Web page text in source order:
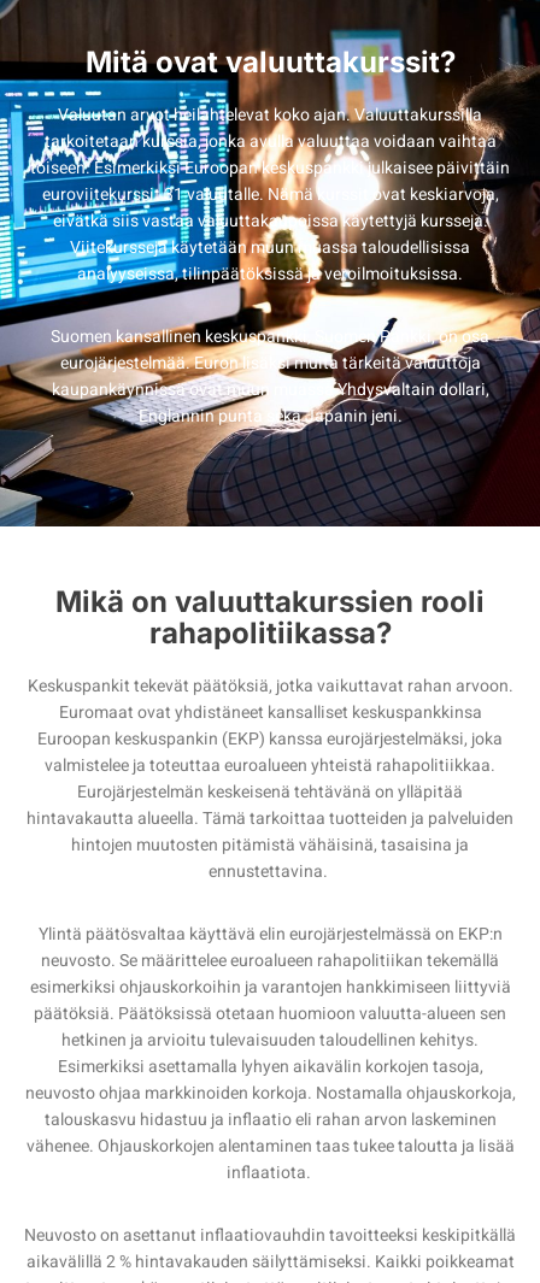
Mitä ovat valuuttakurssit?
Valuutan arvot heilahtelevat koko ajan. Valuuttakurssilla
tarkoitetaan kurssia, jonka avulla valuuttaa voidaan vaihtaa
toiseen. Esimerkiksi Euroopan keskuspankki julkaisee päivittäin
euroviitekurssit 31 valuutalle. Nämä kurssit ovat keskiarvoja,
eivätkä siis vastaa valuuttakaupoissa käytettyjä kursseja.
Viitekursseja käytetään muun muassa taloudellisissa
analyyseissa, tilinpäätöksissä ja veroilmoituksissa.
Suomen kansallinen keskuspankki, Suomen Pankki, on osa
eurojärjestelmää. Euron lisäksi muita tärkeitä valuuttoja
kaupankäynnissä ovat muun muassa Yhdysvaltain dollari,
Englannin punta sekä Japanin jeni.
Mikä on valuuttakurssien rooli
rahapolitiikassa?
Keskuspankit tekevät päätöksiä, jotka vaikuttavat rahan arvoon.
Euromaat ovat yhdistäneet kansalliset keskuspankkinsa
Euroopan keskuspankin (EKP) kanssa eurojärjestelmäksi, joka
valmistelee ja toteuttaa euroalueen yhteistä rahapolitiikkaa.
Eurojärjestelmän keskeisenä tehtävänä on ylläpitää
hintavakautta alueella. Tämä tarkoittaa tuotteiden ja palveluiden
hintojen muutosten pitämistä vähäisinä, tasaisina ja
ennustettavina.
Ylintä päätösvaltaa käyttävä elin eurojärjestelmässä on EKP:n
neuvosto. Se määrittelee euroalueen rahapolitiikan tekemällä
esimerkiksi ohjauskorkoihin ja varantojen hankkimiseen liittyviä
päätöksiä. Päätöksissä otetaan huomioon valuutta-alueen sen
hetkinen ja arvioitu tulevaisuuden taloudellinen kehitys.
Esimerkiksi asettamalla lyhyen aikavälin korkojen tasoja,
neuvosto ohjaa markkinoiden korkoja. Nostamalla ohjauskorkoja,
talouskasvu hidastuu ja inflaatio eli rahan arvon laskeminen
vähenee. Ohjauskorkojen alentaminen taas tukee taloutta ja lisää
inflaatiota.
Neuvosto on asettanut inflaatiovauhdin tavoitteeksi keskipitkällä
aikavälillä 2 % hintavakauden säilyttämiseksi. Kaikki poikkeamat